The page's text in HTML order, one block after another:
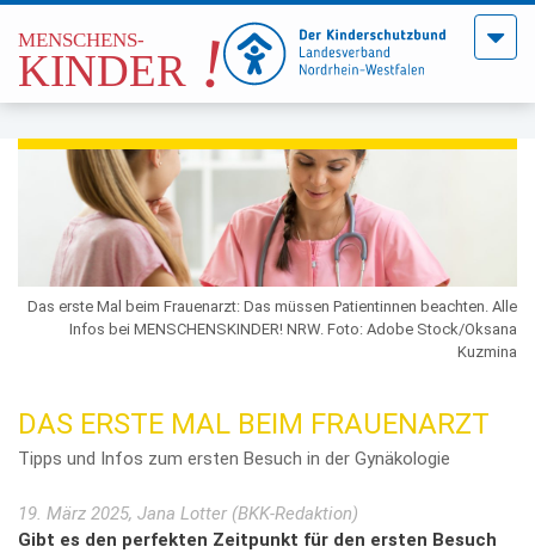
Menü
Das erste Mal beim Frauenarzt: Das müssen Patientinnen beachten. Alle
Infos bei MENSCHENSKINDER! NRW. Foto: Adobe Stock/Oksana
Kuzmina
DAS ERSTE MAL BEIM FRAUENARZT
Tipps und Infos zum ersten Besuch in der Gynäkologie
19. März 2025, Jana Lotter (BKK-Redaktion)
Gibt es den perfekten Zeitpunkt für den ersten Besuch